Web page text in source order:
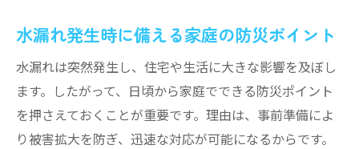
神戸市の水漏れ修理業者選びの基本知識
水漏れトラブル時の適切な初期対応方法
水漏れを予防するためのレジリエンス意識
修理費用の相場と水漏れ原因を徹底解説
水漏れ発生時に備える家庭の防災ポイント
水漏れは突然発生し、住宅や生活に大きな影響を及ぼし
ます。したがって、日頃から家庭でできる防災ポイント
を押さえておくことが重要です。理由は、事前準備によ
り被害拡大を防ぎ、迅速な対応が可能になるからです。